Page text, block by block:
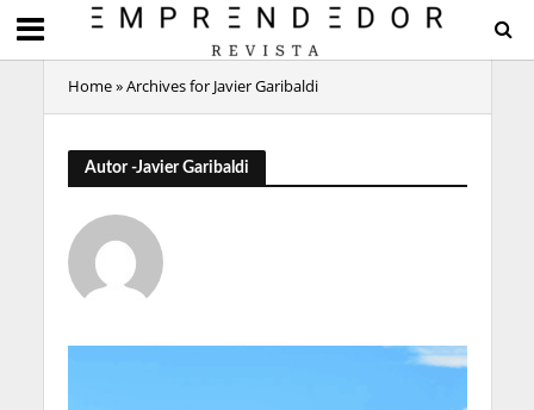
Home»Archives for Javier Garibaldi
Autor -Javier Garibaldi